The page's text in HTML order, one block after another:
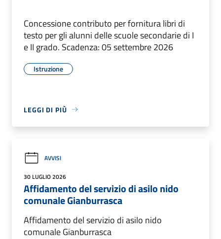
Concessione contributo per fornitura libri di
testo per gli alunni delle scuole secondarie di I
e II grado. Scadenza: 05 settembre 2026
Istruzione
LEGGI DI PIÙ
AVVISI
30 LUGLIO 2026
Affidamento del servizio di asilo nido
comunale Gianburrasca
Affidamento del servizio di asilo nido
comunale Gianburrasca